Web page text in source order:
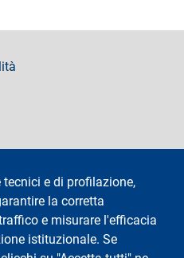
e di profilazione,
la corretta
e misurare l'efficacia
istituzionale. Se